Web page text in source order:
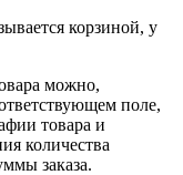
корзиной, у
можно,
поле,
товара и
количества
заказа.